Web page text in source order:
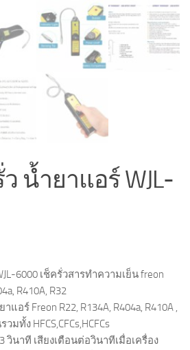
น้ำยาแอร์ WJL-
6000 เช็ครั่วสารทำความเย็น freon
R410A, R32
อร์ Freon R22, R134A, R404a, R410A ,
ทั้ง HFCS,CFCs,HCFCs
นาที เสียงเตือนต่อวินาทีเมื่อเครื่อง